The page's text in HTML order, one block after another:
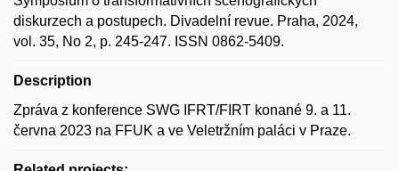
diskurzech a postupech. Divadelní revue. Praha, 2024,
vol. 35, No 2, p. 245-247. ISSN 0862-5409.
Description
Zpráva z konference SWG IFRT/FIRT konané 9. a 11.
června 2023 na FFUK a ve Veletržním paláci v Praze.